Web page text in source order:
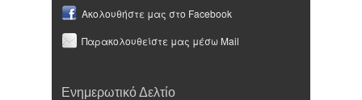
Ακολουθήστε μας στο Facebook
Παρακολουθείστε μας μέσω Mail
Ενημερωτικό Δελτίο